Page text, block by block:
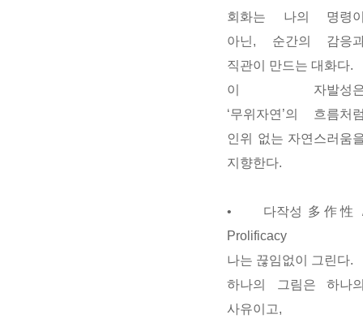
회화는 나의 명령
아닌, 순간의 감응
직관이 만드는 대화다.
이 자발성
‘무위자연’의 흐름처
인위 없는 자연스러움
지향한다.
• 다작성 多作性
Prolificacy
나는 끊임없이 그린다.
하나의 그림은 하나
사유이고,